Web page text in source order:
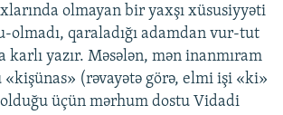
olmayan bir yaxşı xüsusiyyəti
olmadı, qaraladığı adamdan vur-tut
karlı yazır. Məsələn, mən inanmıram
(rəvayətə görə, elmi işi «ki»
olduğu üçün mərhum dostu Vidadi